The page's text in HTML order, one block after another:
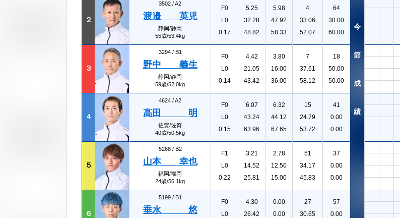
２
3502 /A2
渡邉 英児
静岡/静岡
55歳/53.4kg
F0
L0
0.17
5.25
32.28
48.82
5.98
47.92
58.33
4
33.06
52.07
64
30.00
60.00
３
3294 / B1
野中 義生
静岡/静岡
59歳/52.0kg
F0
L0
0.14
4.42
21.05
43.42
3.80
16.00
36.00
7
37.61
58.12
18
50.00
50.00
４
4624 /A2
高田 明
佐賀/佐賀
40歳/50.5kg
F0
L0
0.15
6.07
43.24
63.96
6.32
44.12
67.65
15
24.79
53.72
41
0.00
0.00
５
5268 / B2
山本 幸也
福岡/福岡
24歳/56.1kg
F1
L0
0.22
3.21
14.52
25.81
2.78
12.50
15.00
51
34.17
45.83
37
0.00
0.00
６
5199 / B1
垂水 悠
F0
L0
4.30
26.42
0.00
0.00
27
30.65
57
0.00
今
節
成
績